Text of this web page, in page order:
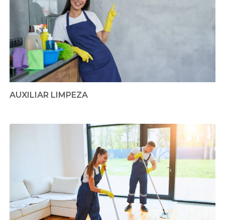
AUXILIAR LIMPEZA